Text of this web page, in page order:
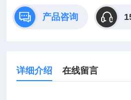
产品咨询
详细介绍 在线留言